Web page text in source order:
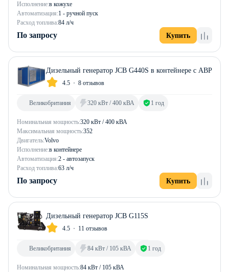
Исполнение:в кожухе
Автоматизация:1 - ручной пуск
Расход топлива:84 л/ч
По запросу Купить
Дизельный генератор JCB G440S в контейнере с АВР
4.5 8 отзывов
Номинальная мощность:320 кВт / 400 кВА
Максимальная мощность:352
Двигатель:Volvo
Исполнение:в контейнере
Автоматизация:2 - автозапуск
Расход топлива:63 л/ч
Великобритания 320 кВт / 400 кВА 1 год
По запросу Купить
Дизельный генератор JCB G115S
4.5 11 отзывов
Номинальная мощность:84 кВт / 105 кВА
Великобритания 84 кВт / 105 кВА 1 год